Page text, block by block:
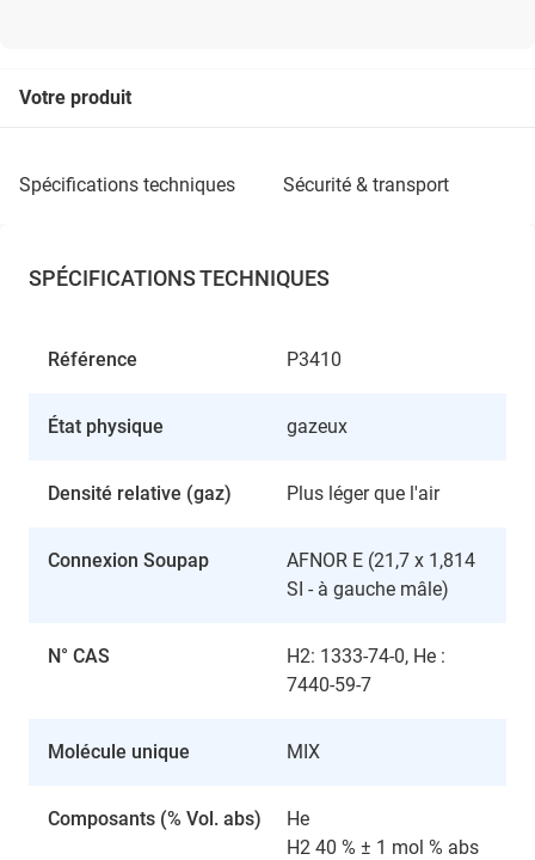
Votre produit
spécifications techniques sécurité & transport
SPÉCIFICATIONS TECHNIQUES
Référence P3410
État physique gazeux
Densité relative (gaz) Plus léger que l'air
Connexion Soupap
AFNOR E (21,7 x 1,814
SI - à gauche mâle)
N° CAS
H2: 1333-74-0, He :
7440-59-7
Molécule unique MIX
Composants (% Vol. abs)
He
H2 40 % ± 1 mol % abs